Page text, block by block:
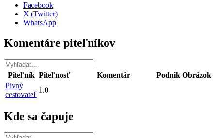
Facebook
X (Twitter)
WhatsApp
Komentáre piteľníkov
Piteľník Piteľnosť Komentár Podnik Obrázok
Pivný
cestovateľ
1.0
Kde sa čapuje